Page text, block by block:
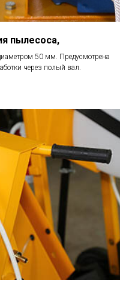
пылесоса,
50 мм. Предусмотрена
через полый вал.